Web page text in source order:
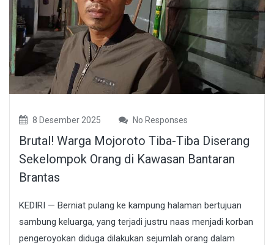
8 Desember 2025 No Responses
Brutal! Warga Mojoroto Tiba-Tiba Diserang
Sekelompok Orang di Kawasan Bantaran
Brantas
KEDIRI — Berniat pulang ke kampung halaman bertujuan
sambung keluarga, yang terjadi justru naas menjadi korban
pengeroyokan diduga dilakukan sejumlah orang dalam